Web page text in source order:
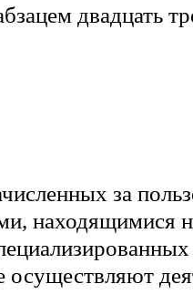
двадцать
за
находящимися
осуществляют